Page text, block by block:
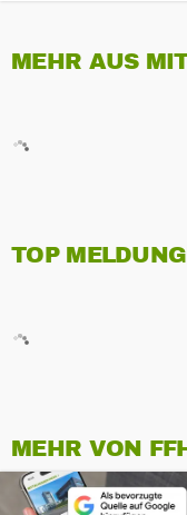
MEHR AUS
TOP
MEHR VON